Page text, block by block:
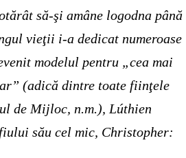
să-şi amâne logodna până
vieţii i-a dedicat numeroase
modelul pentru „cea mai
(adică dintre toate fiinţele
de Mijloc, n.m.), Lúthien
său cel mic, Christopher: